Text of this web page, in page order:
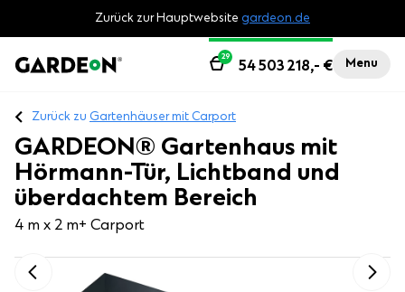
Zurück zur Hauptwebsite gardeon.de
Menu
54 503 218,- €
29
Zurück zu Gartenhäuser mit Carport
GARDEON® Gartenhaus mit
Hörmann-Tür, Lichtband und
überdachtem Bereich
4 m x 2 m+ Carport